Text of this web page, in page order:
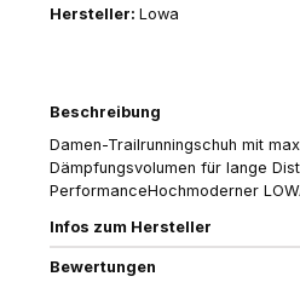
Hersteller: Lowa
Beschreibung
Damen-Trailrunningschuh mit
Dämpfungsvolumen für lange
PerformanceHochmoderner
Infos zum Hersteller
Bewertungen